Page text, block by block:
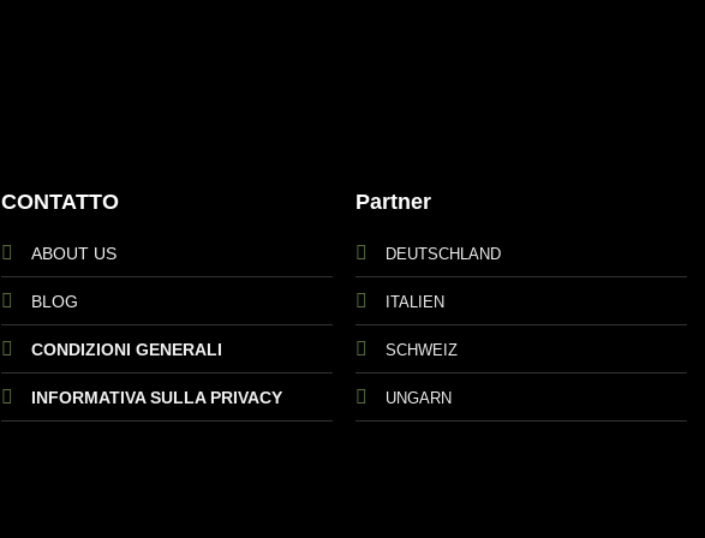
CONTATTO
ABOUT US
BLOG
CONDIZIONI GENERALI
INFORMATIVA SULLA PRIVACY
Partner
DEUTSCHLAND
ITALIEN
SCHWEIZ
UNGARN